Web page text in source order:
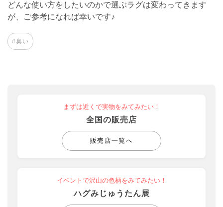
どんな使い方をしたいのかで選ぶラグは変わってきます
が、ご参考になれば幸いです♪
#臭い
まずは近くで実物をみてみたい！
全国の販売店
販売店一覧へ
イベントで沢山の色柄をみてみたい！
ハグみじゅうたん展